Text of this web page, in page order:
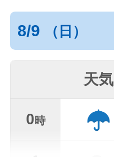
8/9 （日）
天気
0時